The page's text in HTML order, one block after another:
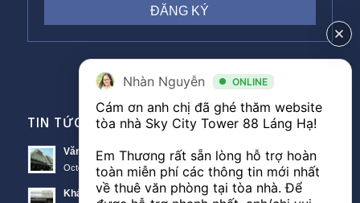
TIN TỨC VĂN PHÒNG
Văn phòng Sky City văn phòng cho thuê nổi bật tại Đống Đa
October 11, 2018 - 10:00 am
Khách hàng thuê văn phòng The Lancaster theo diện tích
Nhàn Nguyễn ONLINE
Cám ơn anh chị đã ghé thăm website
tòa nhà Sky City Tower 88 Láng Hạ!
Em Thương rất sẵn lòng hỗ trợ hoàn
toàn miễn phí các thông tin mới nhất
về thuê văn phòng tại tòa nhà. Để